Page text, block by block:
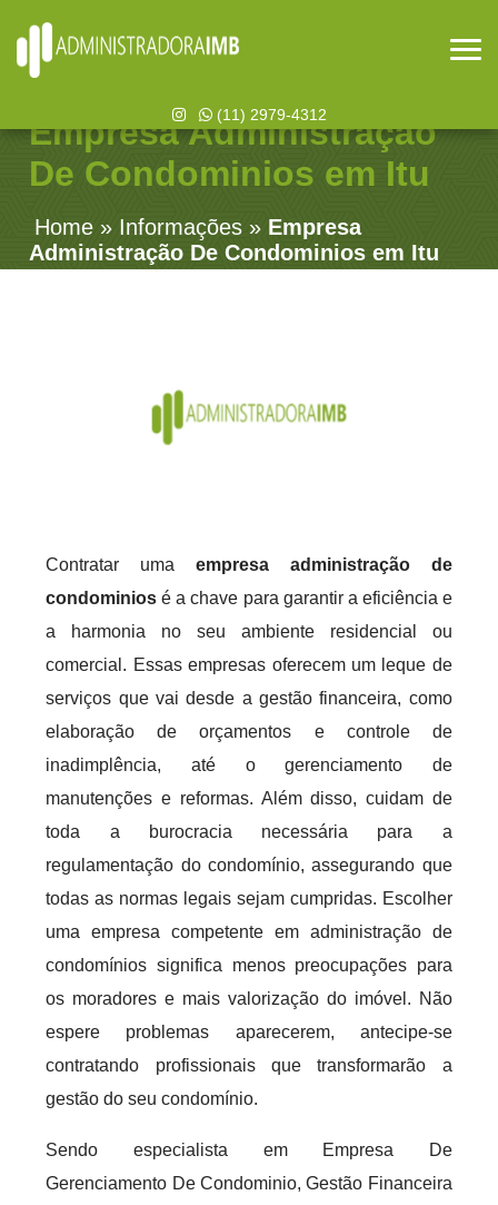
(11) 2979-4312
Empresa Administração
De Condominios em Itu
Home » Informações » Empresa
Administração De Condominios em Itu
Contratar uma empresa administração de
condominios é a chave para garantir a eficiência e
a harmonia no seu ambiente residencial ou
comercial. Essas empresas oferecem um leque de
serviços que vai desde a gestão financeira, como
elaboração de orçamentos e controle de
inadimplência, até o gerenciamento de
manutenções e reformas. Além disso, cuidam de
toda a burocracia necessária para a
regulamentação do condomínio, assegurando que
todas as normas legais sejam cumpridas. Escolher
uma empresa competente em administração de
condomínios significa menos preocupações para
os moradores e mais valorização do imóvel. Não
espere problemas aparecerem, antecipe-se
contratando profissionais que transformarão a
gestão do seu condomínio.
Sendo especialista em Empresa De
Gerenciamento De Condominio, Gestão Financeira